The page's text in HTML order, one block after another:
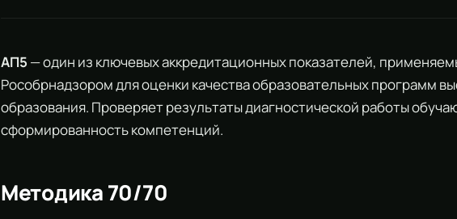
АП5 — один из ключевых аккредитационных показателей,
Рособрнадзором для оценки качества образовательных программ
образования. Проверяет результаты диагностической работы
сформированность компетенций.
Методика 70/70